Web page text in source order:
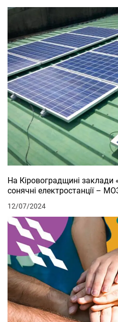
На Кіровоградщині
сонячні електростанції –
12/07/2024